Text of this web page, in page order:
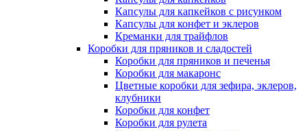
Капсулы для капкейков с рисунком
Капсулы для конфет и эклеров
Креманки для трайфлов
Коробки для пряников и сладостей
Коробки для пряников и печенья
Коробки для макаронс
Цветные коробки для зефира, эклеров,
клубники
Коробки для конфет
Коробки для рулета